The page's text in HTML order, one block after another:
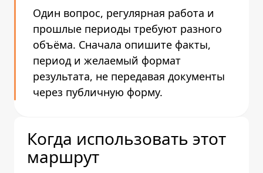
Один вопрос, регулярная работа и
прошлые периоды требуют разного
объёма. Сначала опишите факты,
период и желаемый формат
результата, не передавая документы
через публичную форму.
Когда использовать этот
маршрут